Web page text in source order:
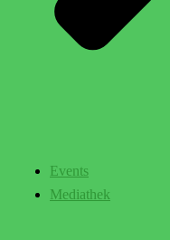
Events
Mediathek